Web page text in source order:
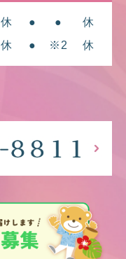
休 ● ●
休
休 ● ※2 休